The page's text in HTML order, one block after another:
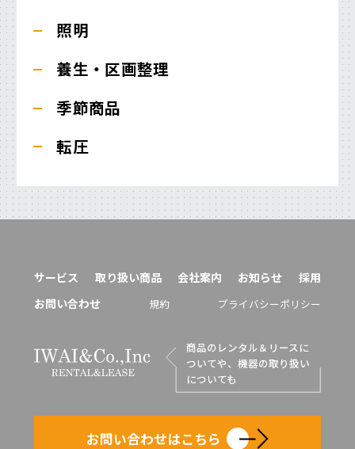
照明
養生・区画整理
季節商品
転圧
サービス 取り扱い商品 会社案内 お知らせ
採用
お問い合わせ
規約 プライバシーポリシー
商品のレンタル＆リースに
ついてや、機器の取り扱い
についても
お問い合わせはこちら